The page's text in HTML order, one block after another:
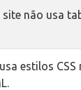
site não usa
estilos CSS